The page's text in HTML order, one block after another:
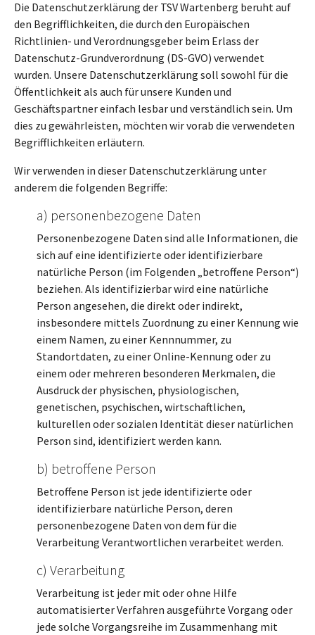
Die Datenschutzerklärung der TSV Wartenberg beruht auf
den Begrifflichkeiten, die durch den Europäischen
Richtlinien- und Verordnungsgeber beim Erlass der
Datenschutz-Grundverordnung (DS-GVO) verwendet
wurden. Unsere Datenschutzerklärung soll sowohl für die
Öffentlichkeit als auch für unsere Kunden und
Geschäftspartner einfach lesbar und verständlich sein. Um
dies zu gewährleisten, möchten wir vorab die verwendeten
Begrifflichkeiten erläutern.
Wir verwenden in dieser Datenschutzerklärung unter
anderem die folgenden Begriffe:
a) personenbezogene Daten
Personenbezogene Daten sind alle Informationen, die
sich auf eine identifizierte oder identifizierbare
natürliche Person (im Folgenden „betroffene Person“)
beziehen. Als identifizierbar wird eine natürliche
Person angesehen, die direkt oder indirekt,
insbesondere mittels Zuordnung zu einer Kennung wie
einem Namen, zu einer Kennnummer, zu
Standortdaten, zu einer Online-Kennung oder zu
einem oder mehreren besonderen Merkmalen, die
Ausdruck der physischen, physiologischen,
genetischen, psychischen, wirtschaftlichen,
kulturellen oder sozialen Identität dieser natürlichen
Person sind, identifiziert werden kann.
b) betroffene Person
Betroffene Person ist jede identifizierte oder
identifizierbare natürliche Person, deren
personenbezogene Daten von dem für die
Verarbeitung Verantwortlichen verarbeitet werden.
c) Verarbeitung
Verarbeitung ist jeder mit oder ohne Hilfe
automatisierter Verfahren ausgeführte Vorgang oder
jede solche Vorgangsreihe im Zusammenhang mit